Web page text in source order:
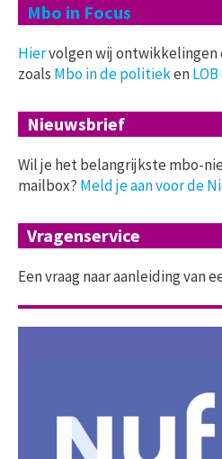
Mbo in Focus
Hiervolgen wij ontwikkelingen
zoals Mbo in de politieken
Nieuwsbrief
Wil je het belangrijkste mbo-
mailbox? Meld je aan voor de
Vragenservice
Een vraag naar aanleiding van